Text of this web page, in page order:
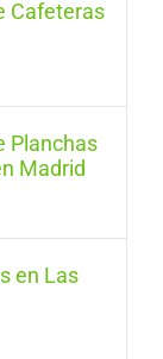
Cafeteras
Planchas
Madrid
en Las